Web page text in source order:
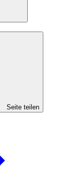
Seite teilen